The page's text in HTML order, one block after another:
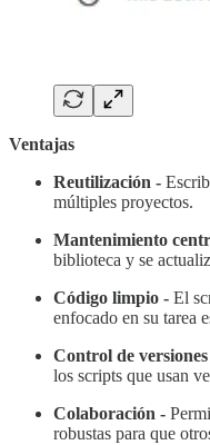
Ventajas
Reutilización -
múltiples proyectos.
Mantenimiento
biblioteca y se
Código limpio - El
enfocado en su tarea
Control de
los scripts que usan
Colaboración -
robustas para que